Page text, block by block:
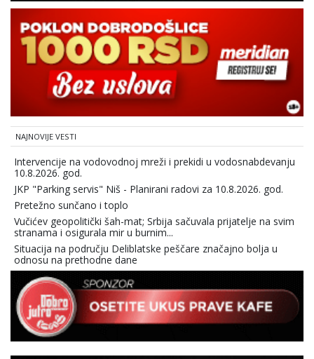
NAJNOVIJE VESTI
Intervencije na vodovodnoj mreži i prekidi u vodosnabdevanju
10.8.2026. god.
JKP "Parking servis" Niš - Planirani radovi za 10.8.2026. god.
Pretežno sunčano i toplo
Vučićev geopolitički šah-mat; Srbija sačuvala prijatelje na svim
stranama i osigurala mir u burnim...
Situacija na području Deliblatske peščare značajno bolja u
odnosu na prethodne dane